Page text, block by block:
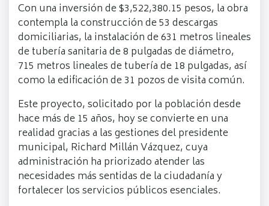
Con una inversión de $3,522,380.15 pesos, la obra
contempla la construcción de 53 descargas
domiciliarias, la instalación de 631 metros lineales
de tubería sanitaria de 8 pulgadas de diámetro,
715 metros lineales de tubería de 18 pulgadas, así
como la edificación de 31 pozos de visita común.
Este proyecto, solicitado por la población desde
hace más de 15 años, hoy se convierte en una
realidad gracias a las gestiones del presidente
municipal, Richard Millán Vázquez, cuya
administración ha priorizado atender las
necesidades más sentidas de la ciudadanía y
fortalecer los servicios públicos esenciales.